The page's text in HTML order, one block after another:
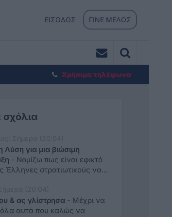
ΕΙΣΟΔΟΣ ΓΙΝΕ ΜΕΛΟΣ
Χρήσιμα τηλέφωνα
σχόλια
Λύση για μια βιώσιμη
- Νομίζω πως είναι εφικτό
Έλληνες στρατιωτικούς να
Αρχή να μεριμνήσει για την
ατμοπλοιικη μετάβαση,
& ας γλίστρησα - Μέχρι να
όλα αυτά που καλώς να